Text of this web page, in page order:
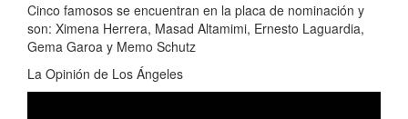
Cinco famosos se encuentran en la placa de nominación y
son: Ximena Herrera, Masad Altamimi, Ernesto Laguardia,
Gema Garoa y Memo Schutz
La Opinión de Los Ángeles